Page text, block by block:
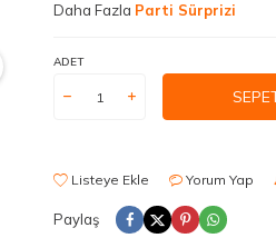
Daha Fazla Parti Sürprizi
ADET
Listeye Ekle Yorum Yap
Paylaş